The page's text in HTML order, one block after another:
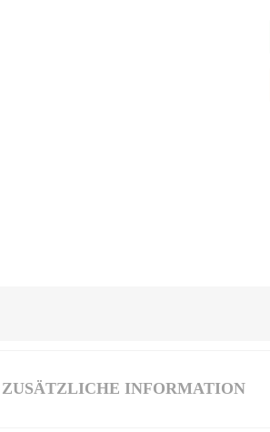
ZUSÄTZLICHE INFORMATION